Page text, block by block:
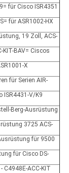
für Cisco ISR4351
für ASR1002-HX
19 Zoll, ACS-
KIT-BAV= Ciscos
X
für Serien AIR-
ISR4431-V/K9
Berg-Ausrüstung
3725 ACS-
für 9500
für Cisco DS-
C4948E-ACC-KIT